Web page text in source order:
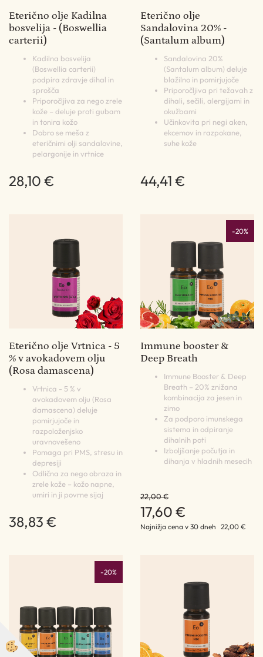
Eterično olje Kadilna
bosvelija - (Boswellia
carterii)
Kadilna bosvelija
(Boswellia carterii)
podpira zdravje dihal in
sprošča
Priporočljiva za nego zrele
kože – deluje proti gubam
in tonira kožo
Dobro se meša z
eteričnimi olji sandalovine,
pelargonije in vrtnice
28,10 €
Eterično olje
Sandalovina 20% -
(Santalum album)
Sandalovina 20%
(Santalum album) deluje
blažilno in pomirjujoče
Priporočljiva pri težavah z
dihali, sečili, alergijami in
okužbami
Učinkovita pri negi aken,
ekcemov in razpokane,
suhe kože
44,41 €
Eterično olje Vrtnica - 5
% v avokadovem olju
(Rosa damascena)
Vrtnica - 5 % v
avokadovem olju (Rosa
damascena) deluje
pomirjujoče in
razpoloženjsko
uravnovešeno
Pomaga pri PMS, stresu in
depresiji
Odlična za nego obraza in
zrele kože – kožo napne,
umiri in ji povrne sijaj
38,83 €
-20%
Immune booster &
Deep Breath
Immune Booster & Deep
Breath – 20% znižana
kombinacija za jesen in
zimo
Za podporo imunskega
sistema in odpiranje
dihalnih poti
Izboljšanje počutja in
dihanja v hladnih mesecih
22,00 €
17,60 €
Najnižja cena v 30 dneh 22,00 €
-20%